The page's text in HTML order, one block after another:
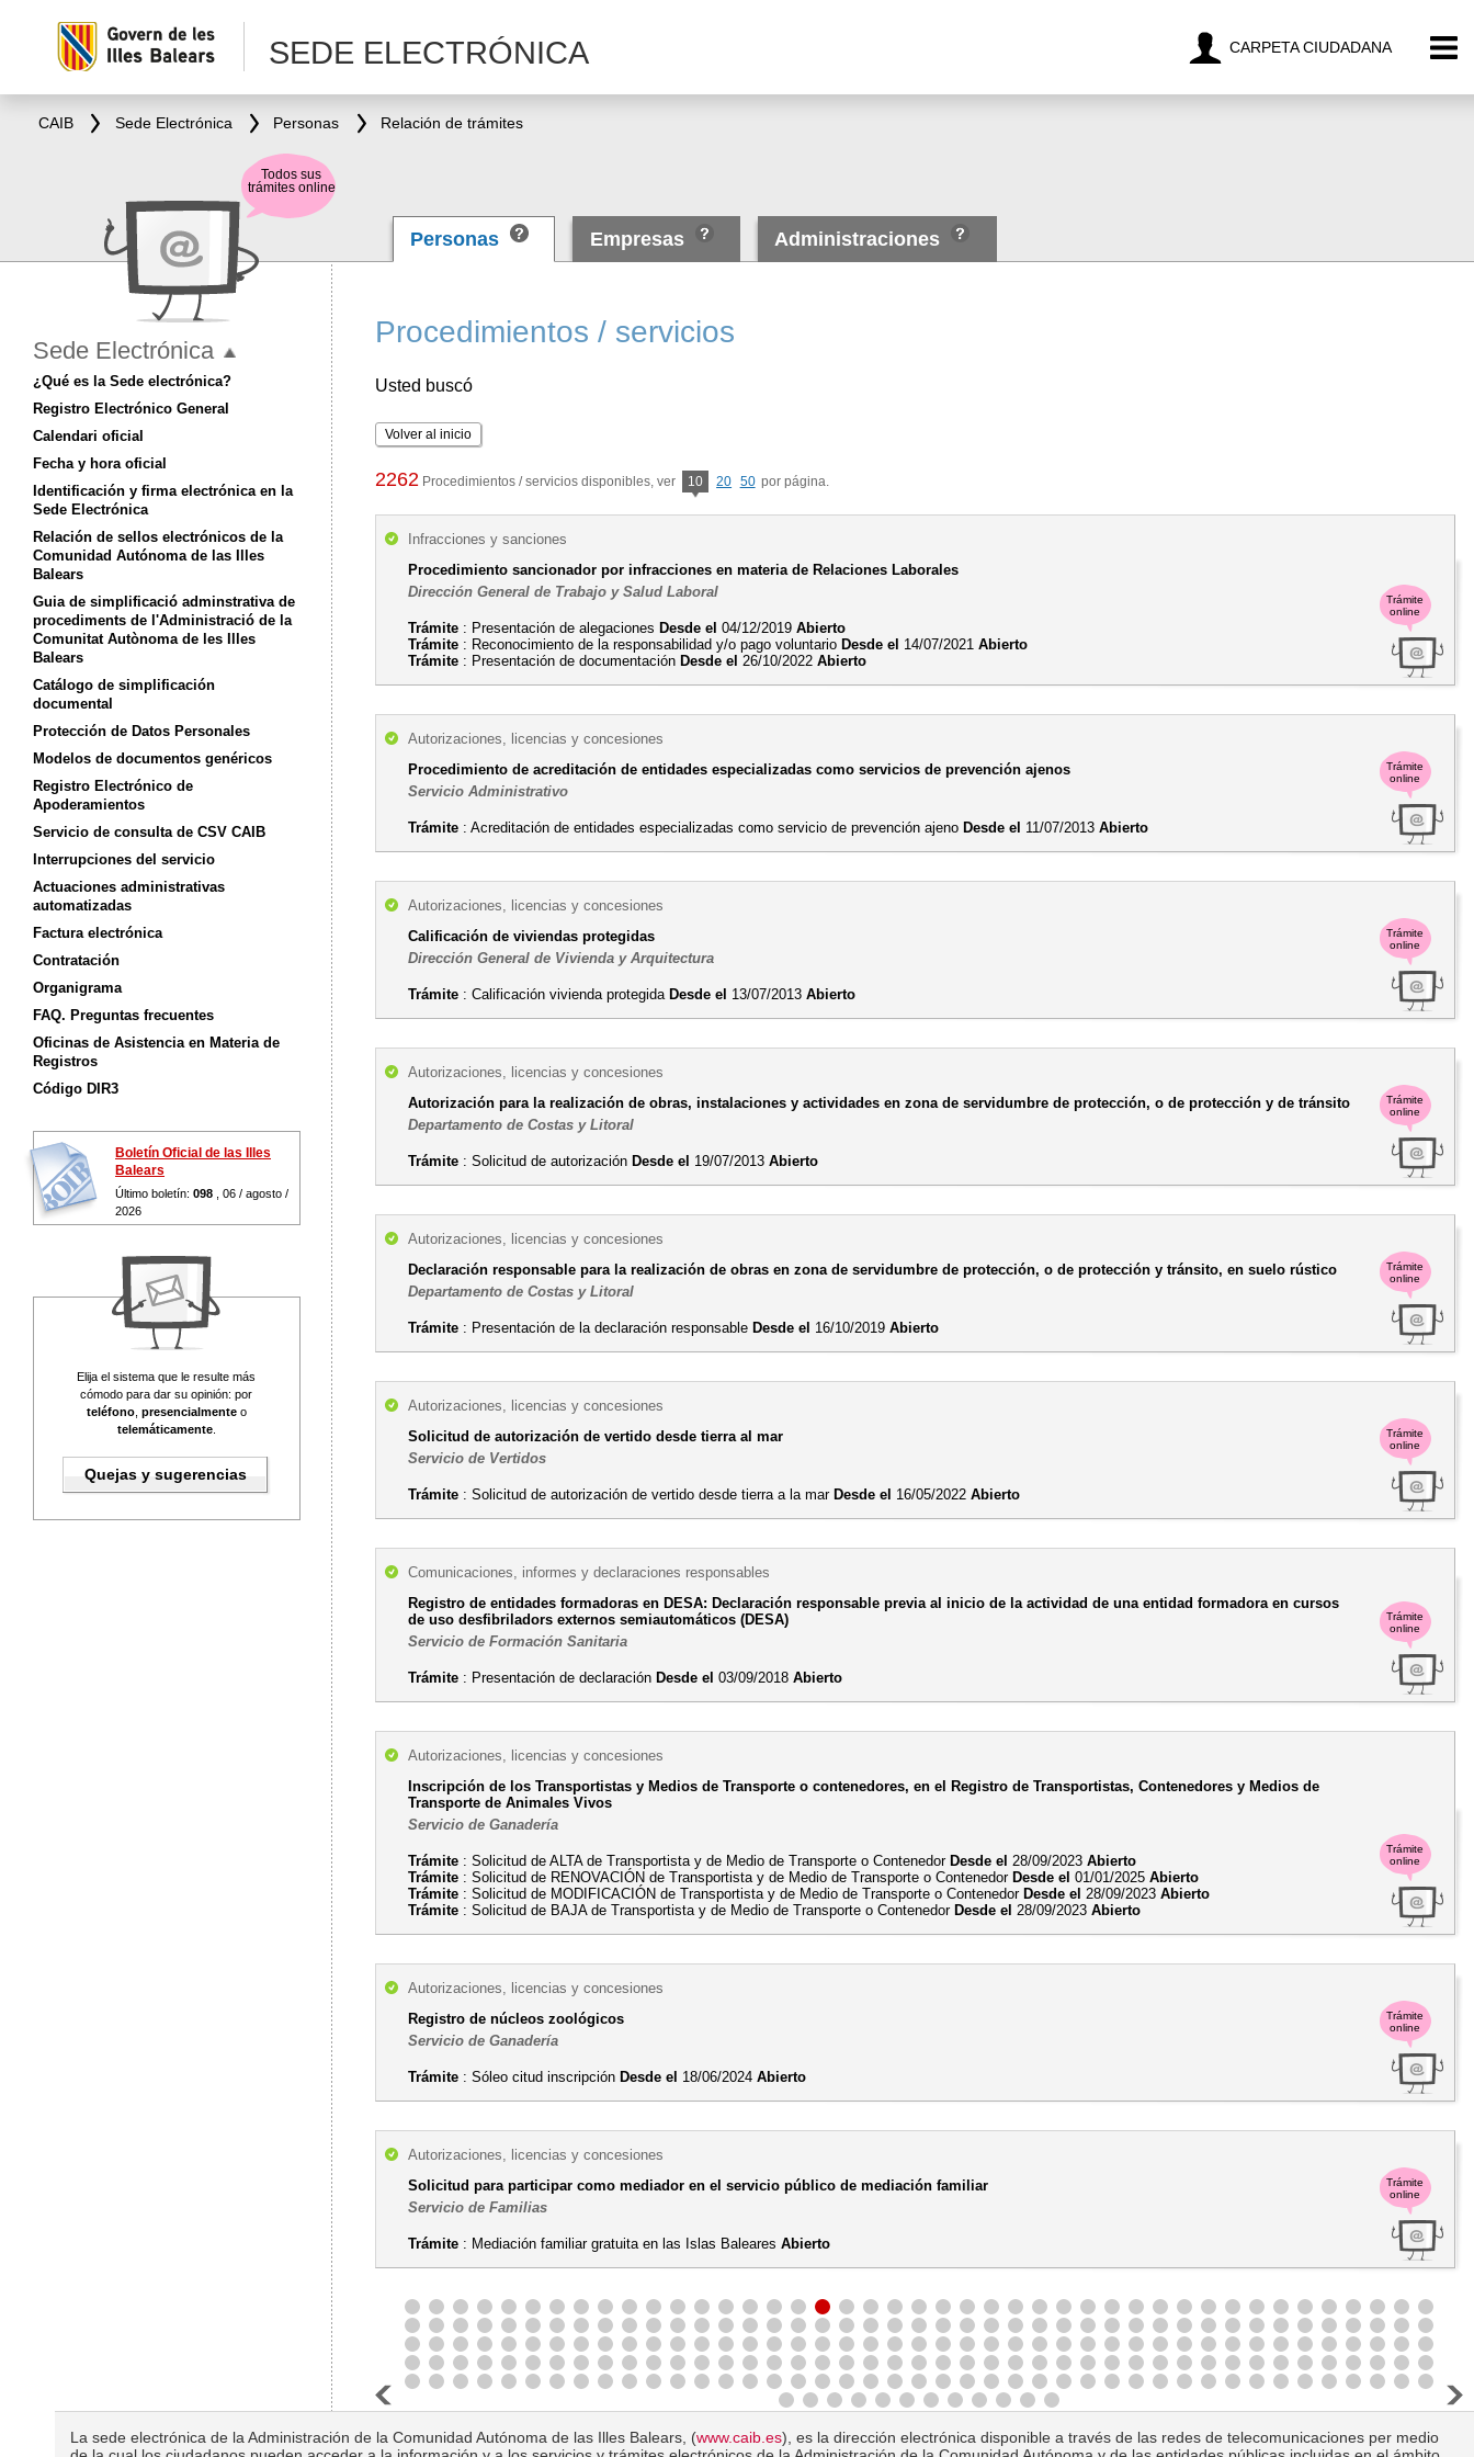
SEDE ELECTRÓNICA CARPETA CIUDADANA
CAIB Sede Electrónica Personas Relación de trámites
Personas Empresas Administraciones
Procedimientos / servicios
Usted buscó
Volver al inicio
2262 Procedimientos / servicios disponibles, ver 10 20 50 por página.
Trámite
online
Infracciones y sanciones
Procedimiento sancionador por infracciones en materia de Relaciones Laborales
Dirección General de Trabajo y Salud Laboral
Trámite : Presentación de alegaciones Desde el 04/12/2019Abierto
Trámite : Reconocimiento de la responsabilidad y/o pago voluntario Desde el 14/07/2021Abierto
Trámite : Presentación de documentación Desde el 26/10/2022Abierto
Trámite
online
Autorizaciones, licencias y concesiones
Procedimiento de acreditación de entidades especializadas como servicios de prevención ajenos
Servicio Administrativo
Trámite : Acreditación de entidades especializadas como servicio de prevención ajeno Desde el 11/07/2013Abierto
Trámite
online
Autorizaciones, licencias y concesiones
Calificación de viviendas protegidas
Dirección General de Vivienda y Arquitectura
Trámite : Calificación vivienda protegida Desde el 13/07/2013Abierto
Trámite
online
Autorizaciones, licencias y concesiones
Autorización para la realización de obras, instalaciones y actividades en zona de servidumbre de protección, o de protección y de tránsito
Departamento de Costas y Litoral
Trámite : Solicitud de autorización Desde el 19/07/2013Abierto
Trámite
online
Autorizaciones, licencias y concesiones
Declaración responsable para la realización de obras en zona de servidumbre de protección, o de protección y tránsito, en suelo rústico
Departamento de Costas y Litoral
Trámite : Presentación de la declaración responsable Desde el 16/10/2019Abierto
Trámite
online
Autorizaciones, licencias y concesiones
Solicitud de autorización de vertido desde tierra al mar
Servicio de Vertidos
Trámite : Solicitud de autorización de vertido desde tierra a la mar Desde el 16/05/2022Abierto
Trámite
online
Comunicaciones, informes y declaraciones responsables
Registro de entidades formadoras en DESA: Declaración responsable previa al inicio de la actividad de una entidad formadora en cursos
de uso desfibriladors externos semiautomáticos (DESA)
Servicio de Formación Sanitaria
Trámite : Presentación de declaración Desde el 03/09/2018Abierto
Trámite
online
Autorizaciones, licencias y concesiones
Inscripción de los Transportistas y Medios de Transporte o contenedores, en el Registro de Transportistas, Contenedores y Medios de
Transporte de Animales Vivos
Servicio de Ganadería
Trámite : Solicitud de ALTA de Transportista y de Medio de Transporte o Contenedor Desde el 28/09/2023Abierto
Trámite : Solicitud de RENOVACIÓN de Transportista y de Medio de Transporte o Contenedor Desde el 01/01/2025Abierto
Trámite : Solicitud de MODIFICACIÓN de Transportista y de Medio de Transporte o Contenedor Desde el 28/09/2023Abierto
Trámite : Solicitud de BAJA de Transportista y de Medio de Transporte o Contenedor Desde el 28/09/2023Abierto
Trámite
online
Autorizaciones, licencias y concesiones
Registro de núcleos zoológicos
Servicio de Ganadería
Trámite : Sóleo citud inscripción Desde el 18/06/2024Abierto
Trámite
online
Autorizaciones, licencias y concesiones
Solicitud para participar como mediador en el servicio público de mediación familiar
Servicio de Familias
Trámite : Mediación familiar gratuita en las Islas BalearesAbierto
Todos sus
trámites online
Sede Electrónica
¿Qué es la Sede electrónica?
Registro Electrónico General
Calendari oficial
Fecha y hora oficial
Identificación y firma electrónica en la
Sede Electrónica
Relación de sellos electrónicos de la
Comunidad Autónoma de las Illes
Balears
Guia de simplificació adminstrativa de
procediments de l'Administració de la
Comunitat Autònoma de les Illes
Balears
Catálogo de simplificación
documental
Protección de Datos Personales
Modelos de documentos genéricos
Registro Electrónico de
Apoderamientos
Servicio de consulta de CSV CAIB
Interrupciones del servicio
Actuaciones administrativas
automatizadas
Factura electrónica
Contratación
Organigrama
FAQ. Preguntas frecuentes
Oficinas de Asistencia en Materia de
Registros
Código DIR3
Boletín Oficial de las Illes
Balears
Último boletín:098 , 06 / agosto /
2026
Elija el sistema que le resulte más
cómodo para dar su opinión: por
teléfono, presencialmenteo
telemáticamente.
Quejas y sugerencias
La sede electrónica de la Administración de la Comunidad Autónoma de las Illes Balears, (www.caib.es), es la dirección electrónica disponible a través de las redes de telecomunicaciones per medio